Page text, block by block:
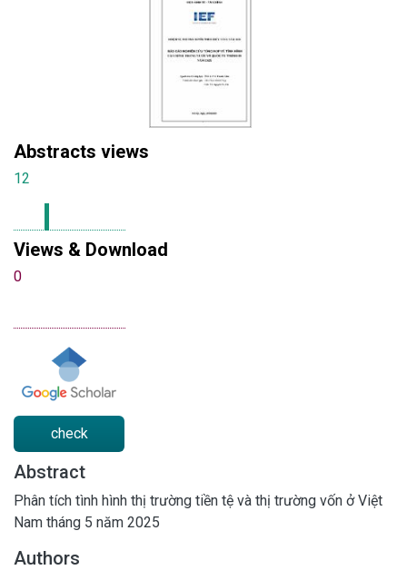
Abstracts views
12
Views & Download
0
check
Abstract
Phân tích tình hình thị trường tiền tệ và thị trường vốn ở Việt
Nam tháng 5 năm 2025
Authors